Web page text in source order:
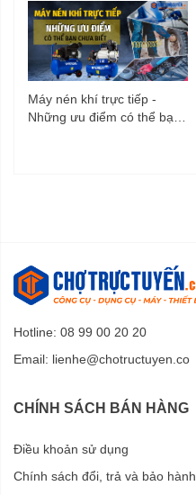
Máy nén khí trực tiếp -
Những ưu điểm có thể bạn
Hotline: 08 99 00 20 20
Email: lienhe@chotructuyen.co
CHÍNH SÁCH BÁN HÀNG
Điều khoản sử dụng
Chính sách đổi, trả và bảo hành